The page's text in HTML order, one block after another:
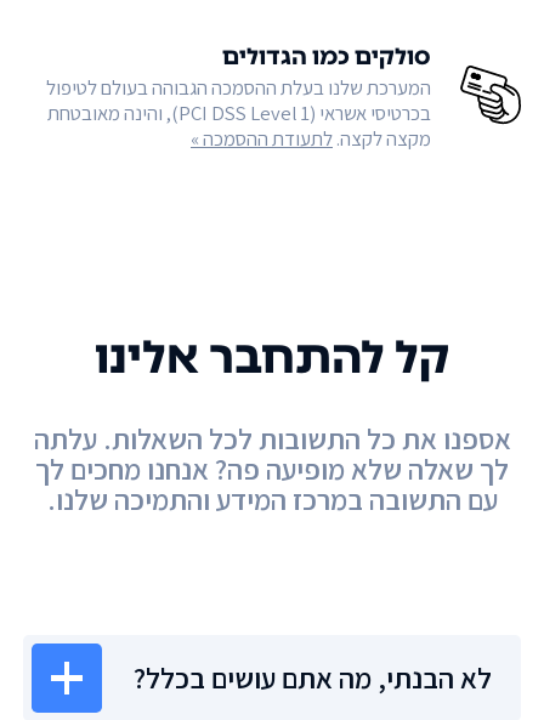
סולקים כמו הגדולים
המערכת שלנו בעלת ההסמכה הגבוהה בעולם לטיפול
בכרטיסי אשראי (PCI DSS Level 1), והינה מאובטחת
מקצה לקצה.לתעודת ההסמכה »
לא הבנתי, מה אתם עושים בכלל?
קל להתחבר אלינו
אספנו את כל התשובות לכל השאלות. עלתה
לך שאלה שלא מופיעה פה? אנחנו מחכים לך
עם התשובה במרכז המידע והתמיכה שלנו.